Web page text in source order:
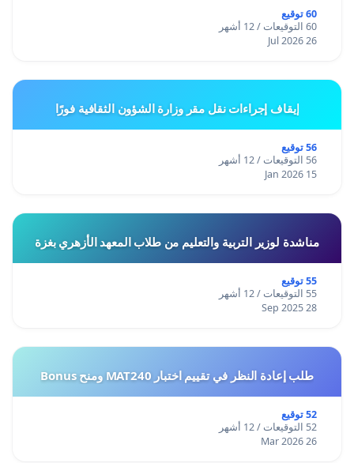
بغداد
69.فاتن الصراف معمارية
70.الاء حسين فنانة
71.اية منصور صحفية
بغداد
72. نوف عاصي باحثة
73.لقاء سرسم فنانة
السويد
74. ذكرى سرسم تشكيلية
بغداد
بغداد
النرويج
78.نهلة ججو عازفة ومعمارية
فرنسا
60 توقيع
60 التوقيعات / 12 أشهر
26 Jul 2026
إيقاف إجراءات نقل مقر وزارة الشؤون الثقافية فورًا
56 توقيع
56 التوقيعات / 12 أشهر
15 Jan 2026
مناشدة لوزير التربية والتعليم من طلاب المعهد الأزهري بغزة
55 توقيع
55 التوقيعات / 12 أشهر
28 Sep 2025
طلب إعادة النظر في تقييم اختبار MAT240 ومنح Bonus
52 توقيع
52 التوقيعات / 12 أشهر
26 Mar 2026